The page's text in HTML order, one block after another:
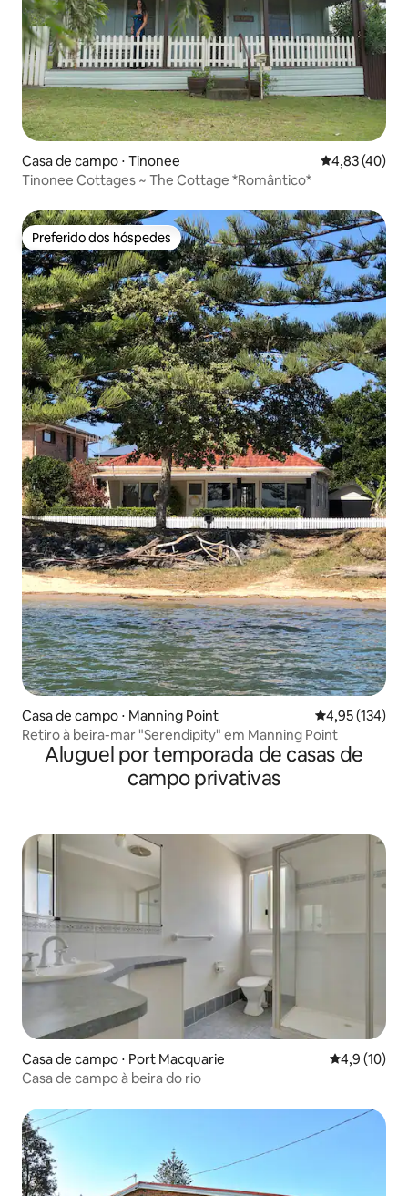
Casa de campo ⋅ Tinonee 4,83 de uma
4,83 (40)
Tinonee Cottages ~ The Cottage *Romântico*
Preferido dos hóspedes
Preferido dos hóspedes
Casa de campo ⋅ Manning Point 4,95 de uma
4,95 (134)
Retiro à beira-mar "Serendipity" em Manning Point
Aluguel por temporada de casas de
campo privativas
Casa de campo ⋅ Port Macquarie 4,9 de uma
4,9 (10)
Casa de campo à beira do rio